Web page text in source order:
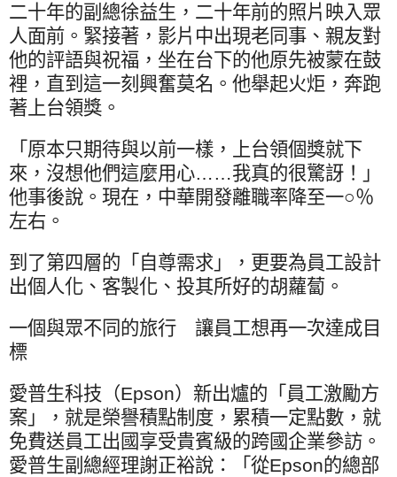
二十年的副總徐益生，二十年前的照片映入眾
人面前。緊接著，影片中出現老同事、親友對
他的評語與祝福，坐在台下的他原先被蒙在鼓
裡，直到這一刻興奮莫名。他舉起火炬，奔跑
著上台領獎。
「原本只期待與以前一樣，上台領個獎就下
來，沒想他們這麼用心……我真的很驚訝！」
他事後說。現在，中華開發離職率降至一○％
左右。
到了第四層的「自尊需求」，更要為員工設計
出個人化、客製化、投其所好的胡蘿蔔。
一個與眾不同的旅行 讓員工想再一次達成目
標
愛普生科技（Epson）新出爐的「員工激勵方
案」，就是榮譽積點制度，累積一定點數，就
免費送員工出國享受貴賓級的跨國企業參訪。
愛普生副總經理謝正裕說：「從Epson的總部